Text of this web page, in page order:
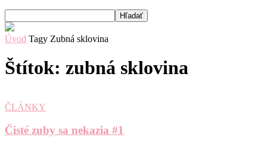
Úvod Tagy Zubná sklovina
Štítok: zubná sklovina
ČLÁNKY
Čisté zuby sa nekazia #1